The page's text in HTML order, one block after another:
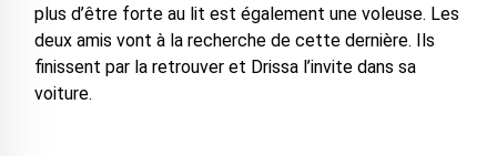
plus d’être forte au lit est également une voleuse. Les
deux amis vont à la recherche de cette dernière. Ils
finissent par la retrouver et Drissa l’invite dans sa
voiture.